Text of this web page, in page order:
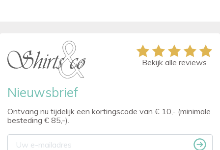
Nieuwsbrief
Ontvang nu tijdelijk een kortingscode van € 10,- (minimale
besteding € 85,-).
Bekijk alle reviews